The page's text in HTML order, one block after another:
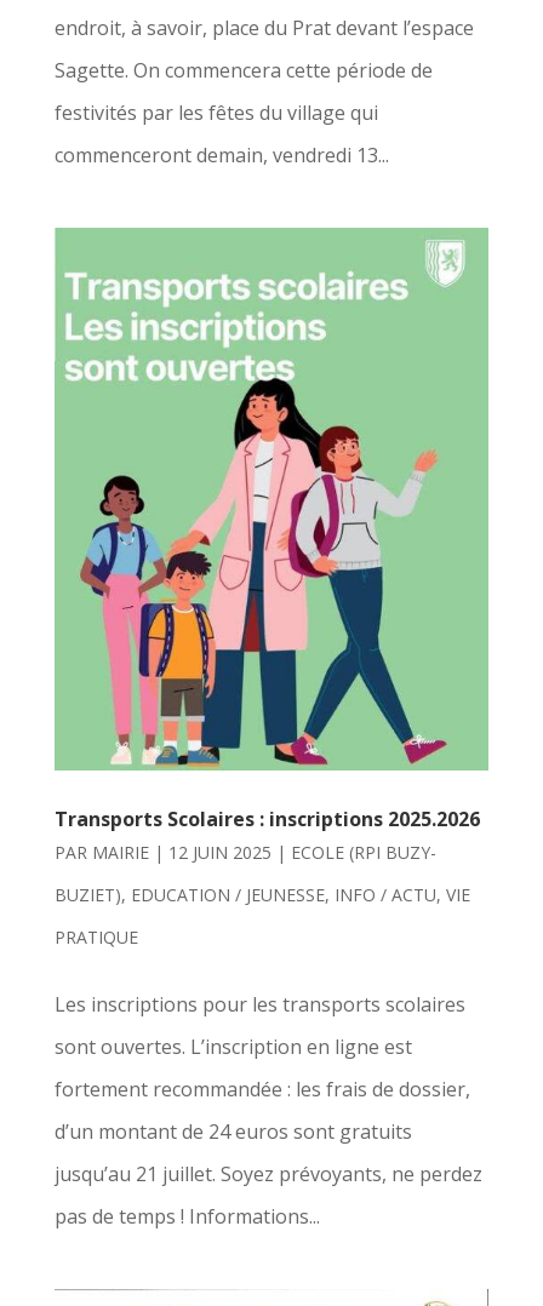
endroit, à savoir, place du Prat devant l’espace
Sagette. On commencera cette période de
festivités par les fêtes du village qui
commenceront demain, vendredi 13...
Transports Scolaires : inscriptions 2025.2026
PAR MAIRIE| 12 JUIN 2025 | ECOLE (RPI BUZY-
BUZIET), EDUCATION / JEUNESSE, INFO / ACTU, VIE
PRATIQUE
Les inscriptions pour les transports scolaires
sont ouvertes. L’inscription en ligne est
fortement recommandée : les frais de dossier,
d’un montant de 24 euros sont gratuits
jusqu’au 21 juillet. Soyez prévoyants, ne perdez
pas de temps ! Informations...